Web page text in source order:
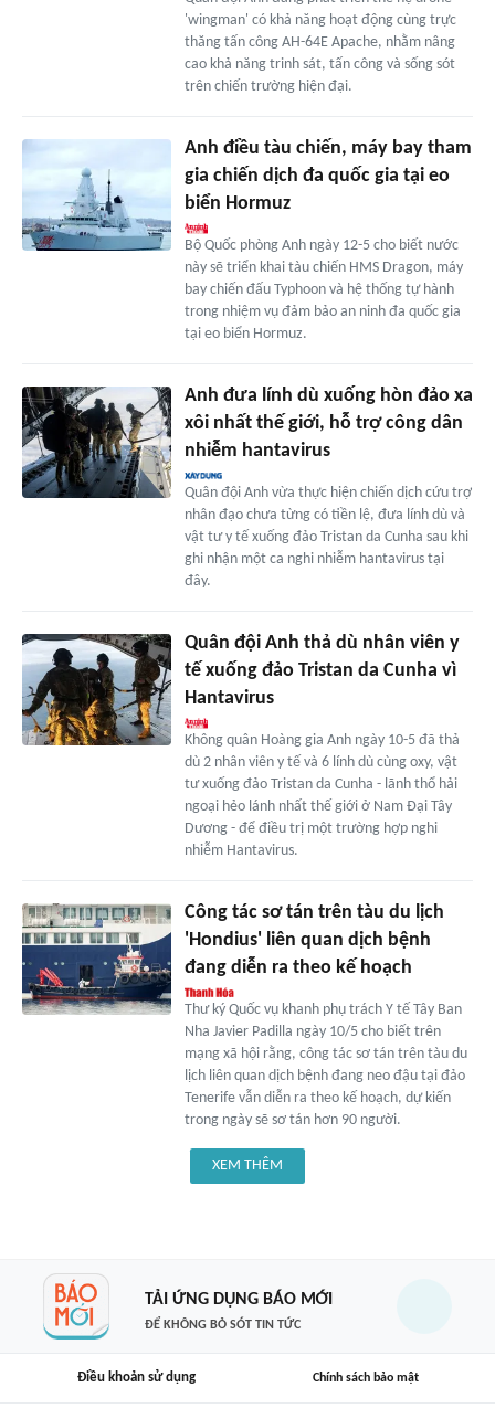
'wingman' có khả năng hoạt động cùng trực
thăng tấn công AH-64E Apache, nhằm nâng
cao khả năng trinh sát, tấn công và sống sót
trên chiến trường hiện đại.
Anh điều tàu chiến, máy bay tham
gia chiến dịch đa quốc gia tại eo
biển Hormuz
Bộ Quốc phòng Anh ngày 12-5 cho biết nước
này sẽ triển khai tàu chiến HMS Dragon, máy
bay chiến đấu Typhoon và hệ thống tự hành
trong nhiệm vụ đảm bảo an ninh đa quốc gia
tại eo biển Hormuz.
Anh đưa lính dù xuống hòn đảo xa
xôi nhất thế giới, hỗ trợ công dân
nhiễm hantavirus
Quân đội Anh vừa thực hiện chiến dịch cứu trợ
nhân đạo chưa từng có tiền lệ, đưa lính dù và
vật tư y tế xuống đảo Tristan da Cunha sau khi
ghi nhận một ca nghi nhiễm hantavirus tại
đây.
Quân đội Anh thả dù nhân viên y
tế xuống đảo Tristan da Cunha vì
Hantavirus
Không quân Hoàng gia Anh ngày 10-5 đã thả
dù 2 nhân viên y tế và 6 lính dù cùng oxy, vật
tư xuống đảo Tristan da Cunha - lãnh thổ hải
ngoại hẻo lánh nhất thế giới ở Nam Đại Tây
Dương - để điều trị một trường hợp nghi
nhiễm Hantavirus.
Công tác sơ tán trên tàu du lịch
'Hondius' liên quan dịch bệnh
đang diễn ra theo kế hoạch
Thư ký Quốc vụ khanh phụ trách Y tế Tây Ban
Nha Javier Padilla ngày 10/5 cho biết trên
mạng xã hội rằng, công tác sơ tán trên tàu du
lịch liên quan dịch bệnh đang neo đậu tại đảo
Tenerife vẫn diễn ra theo kế hoạch, dự kiến
trong ngày sẽ sơ tán hơn 90 người.
XEM THÊM
TẢI ỨNG DỤNG BÁO MỚI
ĐỂ KHÔNG BỎ SÓT TIN TỨC
Điều khoản sử dụng Chính sách bảo mật